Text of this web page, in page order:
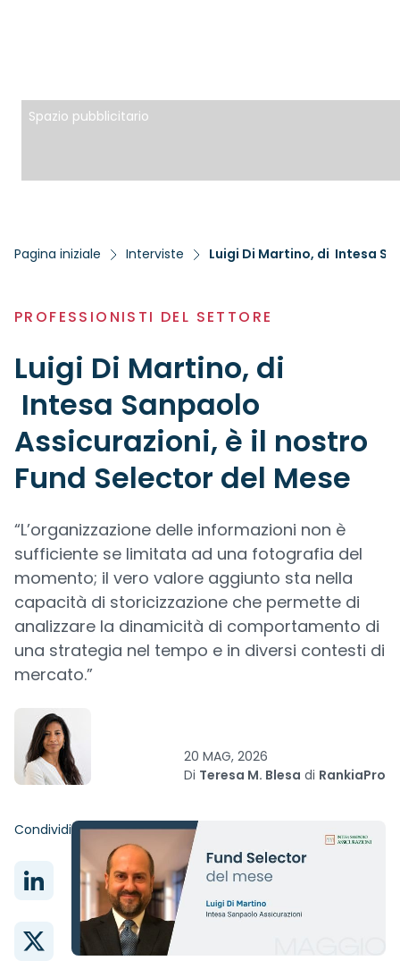
Spazio pubblicitario
Pagina iniziale Interviste Luigi Di Martino, di Intesa
PROFESSIONISTI DEL SETTORE
Luigi Di Martino, di
Intesa Sanpaolo
Assicurazioni, è il nostro
Fund Selector del Mese
“L’organizzazione delle informazioni non è
sufficiente se limitata ad una fotografia del
momento; il vero valore aggiunto sta nella
capacità di storicizzazione che permette di
analizzare la dinamicità di comportamento di
una strategia nel tempo e in diversi contesti di
mercato.”
20 MAG, 2026
Di Teresa M. Blesa di RankiaPro
Condividi